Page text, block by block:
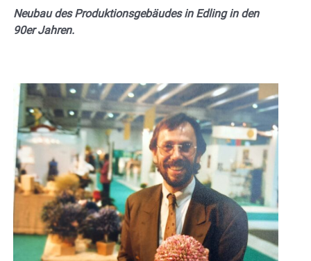
Neubau des Produktionsgebäudes in Edling in den
90er Jahren.